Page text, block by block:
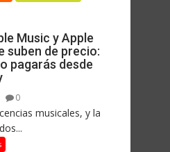
Music y Apple
suben de precio:
pagarás desde
0
musicales, y la